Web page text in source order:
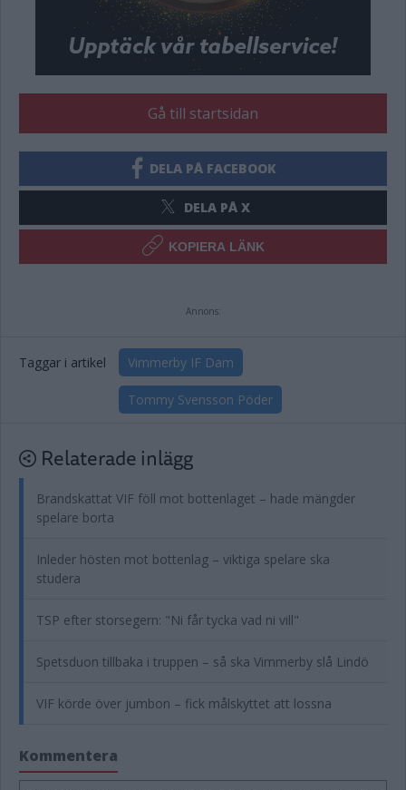
Gå till startsidan
DELA PÅ FACEBOOK
DELA PÅ X
KOPIERA LÄNK
Annons:
Taggar i artikel Vimmerby IF Dam
Tommy Svensson Pöder
Relaterade inlägg
Brandskattat VIF föll mot bottenlaget – hade mängder
spelare borta
Inleder hösten mot bottenlag – viktiga spelare ska
studera
TSP efter storsegern: "Ni får tycka vad ni vill"
Spetsduon tillbaka i truppen – så ska Vimmerby slå Lindö
VIF körde över jumbon – fick målskyttet att lossna
Kommentera